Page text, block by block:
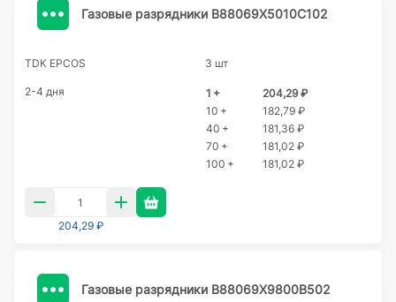
Газовые разрядники B88069X5010C102
TDK EPCOS 3 шт
2-4 дня 1 +
204,29 ₽
10 +
182,79 ₽
40 +
181,36 ₽
70 +
181,02 ₽
100 +
181,02 ₽
204,29 ₽
Газовые разрядники B88069X9800B502